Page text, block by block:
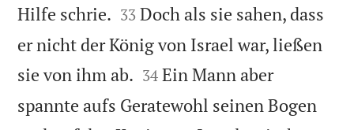
Hilfe schrie. 

33 Doch als sie sahen, dass
er nicht der König von Israel war, ließen
sie von ihm ab. 

34 Ein Mann aber
spannte aufs Geratewohl seinen Bogen